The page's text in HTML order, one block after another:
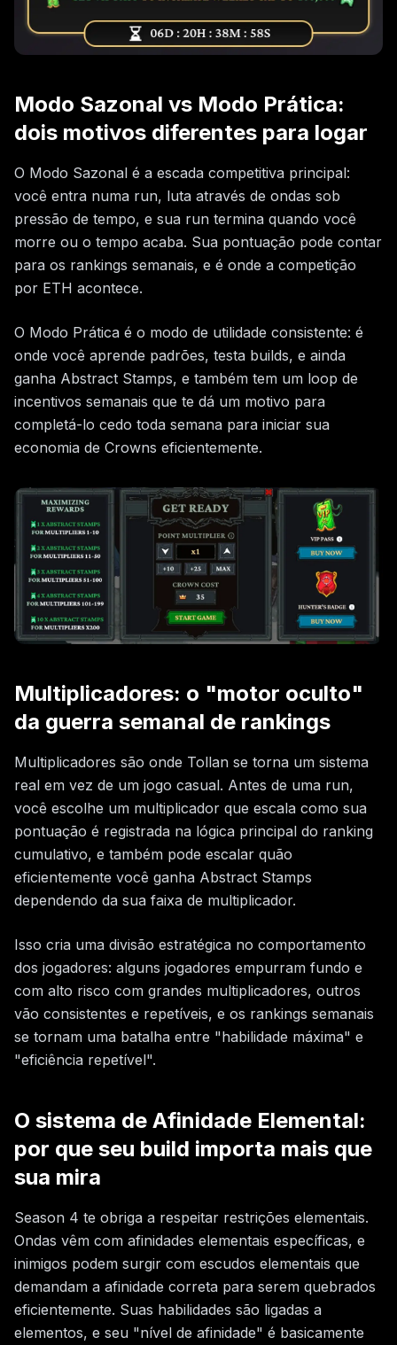
Modo Sazonal vs Modo Prática:
dois motivos diferentes para logar
O Modo Sazonal é a escada competitiva principal:
você entra numa run, luta através de ondas sob
pressão de tempo, e sua run termina quando você
morre ou o tempo acaba. Sua pontuação pode contar
para os rankings semanais, e é onde a competição
por ETH acontece.
O Modo Prática é o modo de utilidade consistente: é
onde você aprende padrões, testa builds, e ainda
ganha Abstract Stamps, e também tem um loop de
incentivos semanais que te dá um motivo para
completá-lo cedo toda semana para iniciar sua
economia de Crowns eficientemente.
Multiplicadores: o "motor oculto"
da guerra semanal de rankings
Multiplicadores são onde Tollan se torna um sistema
real em vez de um jogo casual. Antes de uma run,
você escolhe um multiplicador que escala como sua
pontuação é registrada na lógica principal do ranking
cumulativo, e também pode escalar quão
eficientemente você ganha Abstract Stamps
dependendo da sua faixa de multiplicador.
Isso cria uma divisão estratégica no comportamento
dos jogadores: alguns jogadores empurram fundo e
com alto risco com grandes multiplicadores, outros
vão consistentes e repetíveis, e os rankings semanais
se tornam uma batalha entre "habilidade máxima" e
"eficiência repetível".
O sistema de Afinidade Elemental:
por que seu build importa mais que
sua mira
Season 4 te obriga a respeitar restrições elementais.
Ondas vêm com afinidades elementais específicas, e
inimigos podem surgir com escudos elementais que
demandam a afinidade correta para serem quebrados
eficientemente. Suas habilidades são ligadas a
elementos, e seu "nível de afinidade" é basicamente